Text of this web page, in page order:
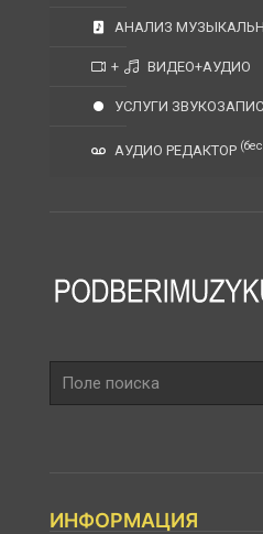
АНАЛИЗ
+ ВИДЕО+АУДИО
УСЛУГИ
АУДИО РЕДАКТОР
поиска
ИНФОРМАЦИЯ